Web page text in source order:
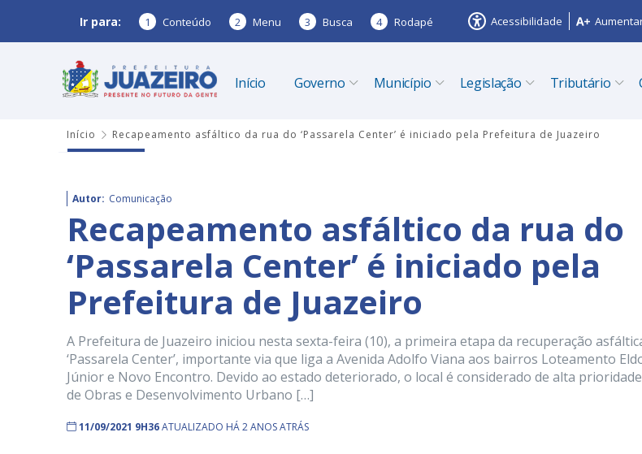
Ir para: 1 Conteúdo 2 Menu 3 Busca 4 Rodapé Acessibilidade
Início Governo Município Legislação Tributário
Início Recapeamento asfáltico da rua do ‘Passarela Center’ é iniciado pela Prefeitura de Juazeiro
Autor: Comunicação
Recapeamento asfáltico da rua do
‘Passarela Center’ é iniciado pela
Prefeitura de Juazeiro
A Prefeitura de Juazeiro iniciou nesta sexta-feira (10), a primeira etapa da recuperação
‘Passarela Center’, importante via que liga a Avenida Adolfo Viana aos bairros Loteamento
Júnior e Novo Encontro. Devido ao estado deteriorado, o local é considerado de alta
de Obras e Desenvolvimento Urbano […]
11/09/2021 9H36ATUALIZADO HÁ 2 ANOS ATRÁS